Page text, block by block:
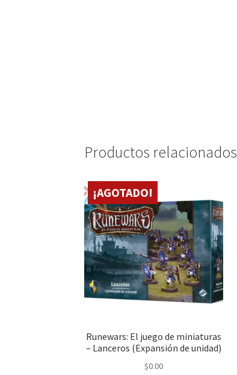
Productos relacionados
¡AGOTADO!
Runewars: El juego de miniaturas
– Lanceros (Expansión de unidad)
$0.00